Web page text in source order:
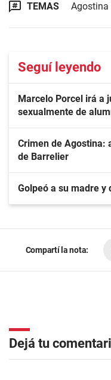
TEMAS Agostina
Seguí leyendo
Marcelo Porcel irá a
sexualmente de
Crimen de Agostina:
de Barrelier
Golpeó a su madre y
Compartí la nota:
Dejá tu